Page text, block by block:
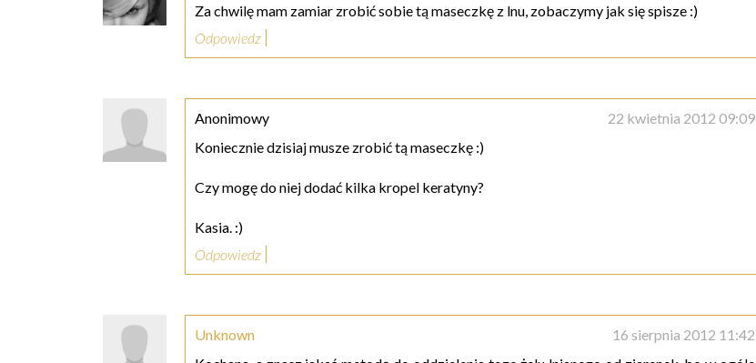
Za chwilę mam zamiar zrobić sobie tą maseczkę z lnu, zobaczymy jak się spisze :)
Odpowiedz
Anonimowy
22 kwietnia 2012 09:09
Koniecznie dzisiaj musze zrobić tą maseczkę :)
Czy mogę do niej dodać kilka kropel keratyny?
Kasia. :)
Odpowiedz
Unknown
16 sierpnia 2012 11:42